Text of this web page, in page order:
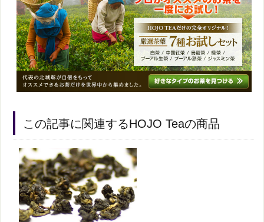
この記事に関連するHOJO Teaの商品